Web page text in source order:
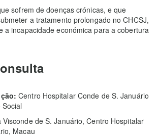
sofrem de doenças crónicas, e que
a tratamento prolongado no CHCSJ,
a incapacidade económica para a cobertura
Centro Hospitalar Conde de S. Januário
Visconde de S. Januário, Centro Hospitalar
Macau